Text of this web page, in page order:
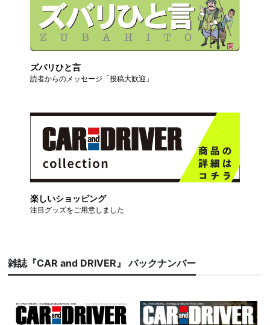
ズバリひと言
読者からのメッセージ「投稿大歓迎」
楽しいショッピング
注目グッズをご用意しました
雑誌『CAR and DRIVER』 バックナンバー